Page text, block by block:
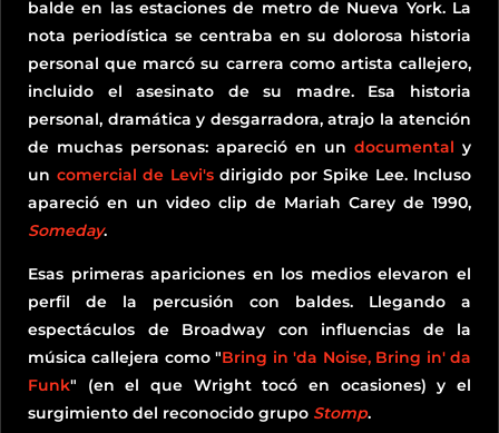
balde en las estaciones de metro de Nueva York. La
nota periodística se centraba en su dolorosa historia
personal que marcó su carrera como artista callejero,
incluido el asesinato de su madre. Esa historia
personal, dramática y desgarradora, atrajo la atención
de muchas personas: apareció en un documental y
un comercial de Levi'sdirigido por Spike Lee. Incluso
apareció en un video clip de Mariah Carey de 1990,
Someday.
Esas primeras apariciones en los medios elevaron el
perfil de la percusión con baldes. Llegando a
espectáculos de Broadway con influencias de la
música callejera como "Bring in 'da Noise, Bring in' da
Funk" (en el que Wright tocó en ocasiones) y el
surgimiento del reconocido grupo Stomp.